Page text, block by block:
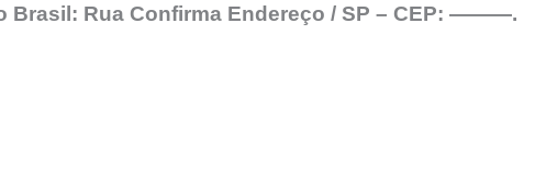
Brasil: Rua Confirma Endereço / SP – CEP: ———.